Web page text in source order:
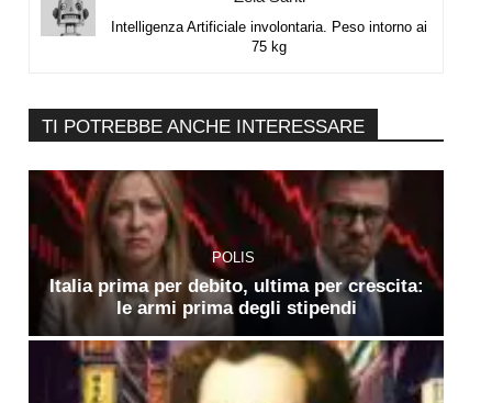
Intelligenza Artificiale involontaria. Peso intorno ai
75 kg
TI POTREBBE ANCHE INTERESSARE
POLIS
Italia prima per debito, ultima per crescita:
le armi prima degli stipendi